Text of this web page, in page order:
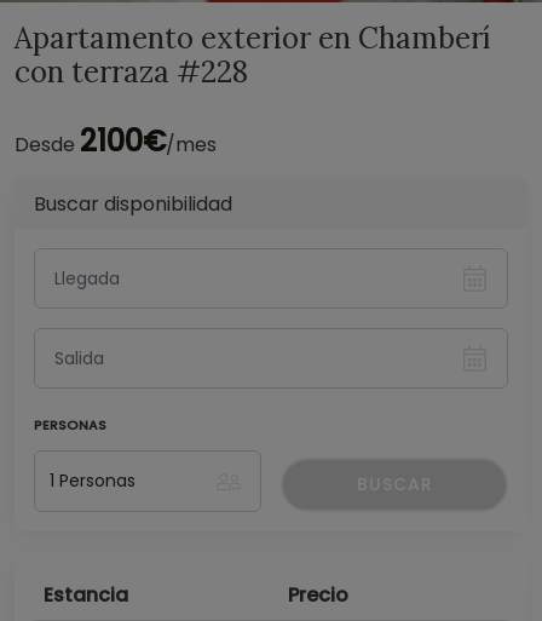
Apartamento exterior en Chamberí
con terraza #228
Desde 2100€/mes
Buscar disponibilidad
PERSONAS
Estancia
Precio